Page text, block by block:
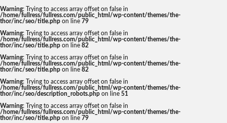
Warning: Trying to access array offset on false in
/home/fullress/fullress.com/public_html/wp-content/themes/the-
thor/inc/seo/title.php on line 79
Warning: Trying to access array offset on false in
/home/fullress/fullress.com/public_html/wp-content/themes/the-
thor/inc/seo/title.php on line 82
Warning: Trying to access array offset on false in
/home/fullress/fullress.com/public_html/wp-content/themes/the-
thor/inc/seo/title.php on line 82
Warning: Trying to access array offset on false in
/home/fullress/fullress.com/public_html/wp-content/themes/the-
thor/inc/seo/description_robots.php on line 51
Warning: Trying to access array offset on false in
/home/fullress/fullress.com/public_html/wp-content/themes/the-
thor/inc/seo/title.php on line 79